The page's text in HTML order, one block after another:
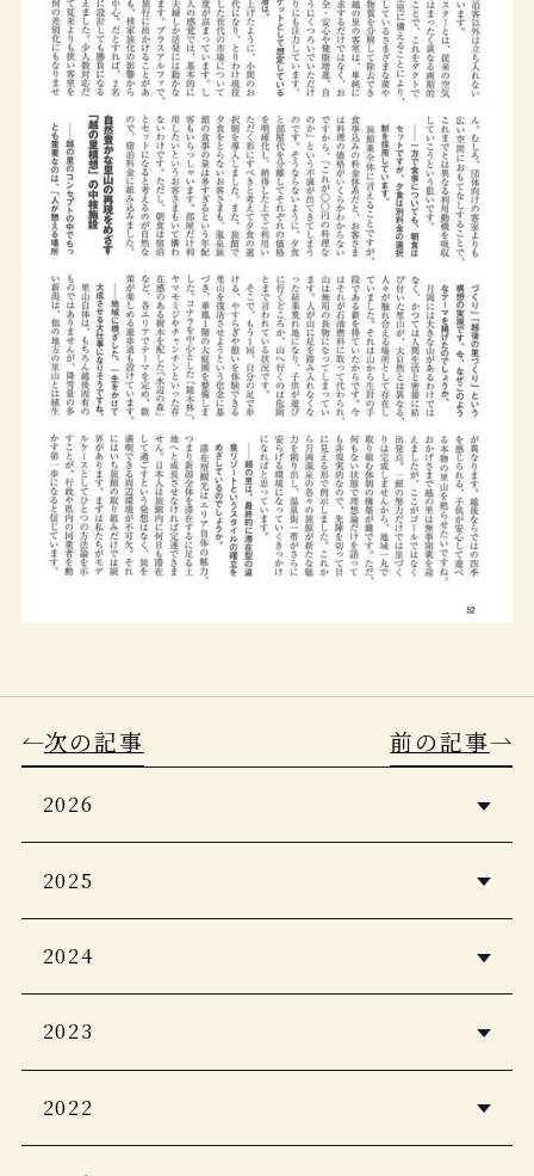
2026
5つ星の宿2026・2027
Discover Japan 2026年5月号
2025
婦人画報2026年1月号
CREA Due 2026 冬号
2024
自由気ままに楽しむ極上ひとり温泉
一生に一度は泊まりたい！私のご褒美
2023
至極のお籠り宿 全国版
2022
次の記事 前の記事